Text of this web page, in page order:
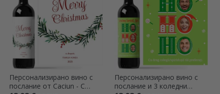
Персонализирано вино с
послание от Caciun - С
Персонализирано вино с
послание и 3 коледни